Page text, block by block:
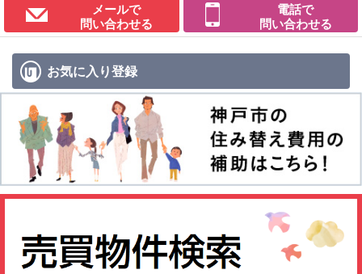
メールで
問い合わせる
電話で
問い合わせる
お気に入り登録